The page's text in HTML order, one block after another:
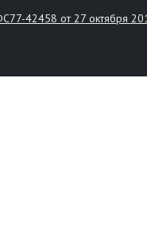
42458 от 27 октября